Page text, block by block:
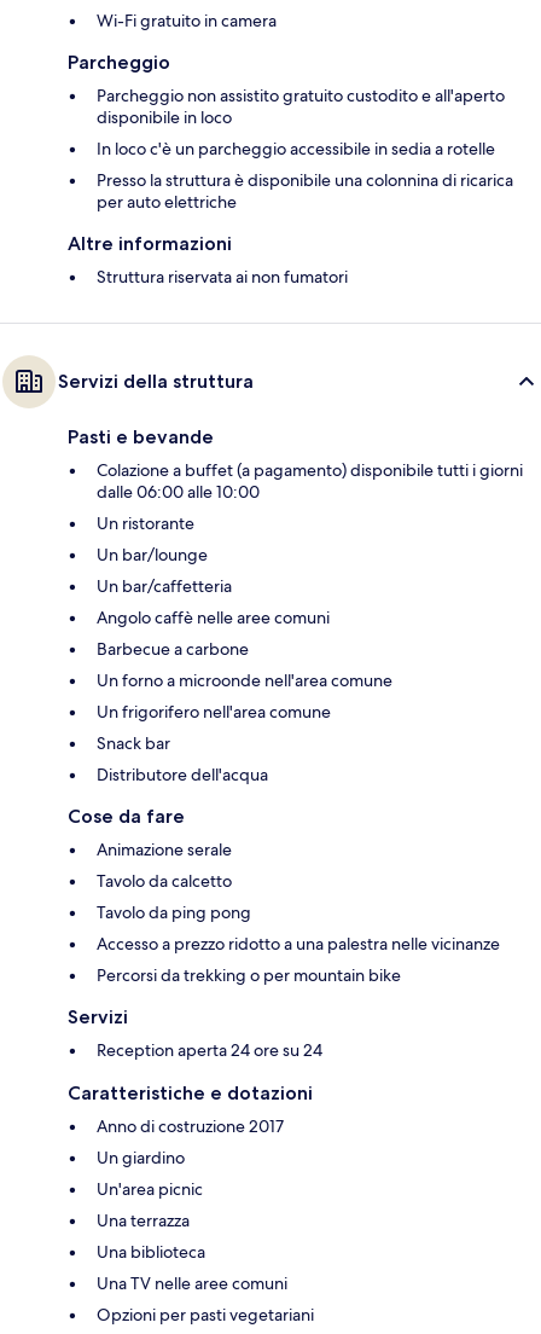
Wi-Fi gratuito in camera
Parcheggio
Parcheggio non assistito gratuito custodito e all'aperto
disponibile in loco
In loco c'è un parcheggio accessibile in sedia a rotelle
Presso la struttura è disponibile una colonnina di ricarica
per auto elettriche
Altre informazioni
Struttura riservata ai non fumatori
Servizi della struttura
Pasti e bevande
Colazione a buffet (a pagamento) disponibile tutti i giorni
dalle 06:00 alle 10:00
Un ristorante
Un bar/lounge
Un bar/caffetteria
Angolo caffè nelle aree comuni
Barbecue a carbone
Un forno a microonde nell'area comune
Un frigorifero nell'area comune
Snack bar
Distributore dell'acqua
Cose da fare
Animazione serale
Tavolo da calcetto
Tavolo da ping pong
Accesso a prezzo ridotto a una palestra nelle vicinanze
Percorsi da trekking o per mountain bike
Servizi
Reception aperta 24 ore su 24
Caratteristiche e dotazioni
Anno di costruzione 2017
Un giardino
Un'area picnic
Una terrazza
Una biblioteca
Una TV nelle aree comuni
Opzioni per pasti vegetariani